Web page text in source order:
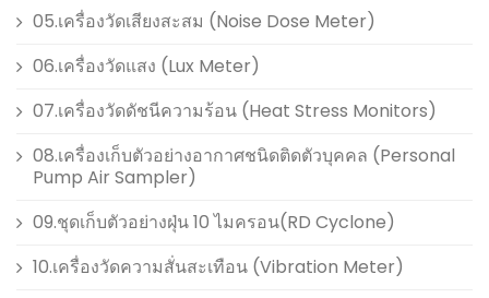
05.เครื่องวัดเสียงสะสม (Noise Dose Meter)
06.เครื่องวัดแสง (Lux Meter)
07.เครื่องวัดดัชนีความร้อน (Heat Stress Monitors)
08.เครื่องเก็บตัวอย่างอากาศชนิดติดตัวบุคคล (Personal
Pump Air Sampler)
09.ชุดเก็บตัวอย่างฝุ่น 10 ไมครอน(RD Cyclone)
10.เครื่องวัดความสั่นสะเทือน (Vibration Meter)